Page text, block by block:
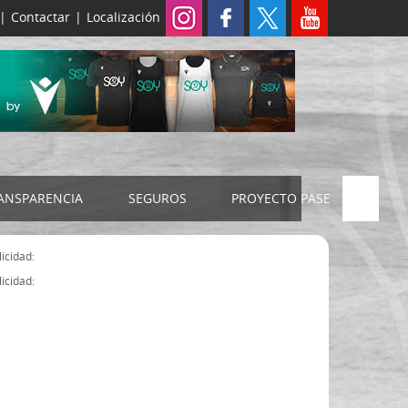
| Contactar | Localización
2024
SEGUROS
SEGURO JUDEX
PROYECTO PASE